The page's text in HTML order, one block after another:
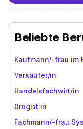
Beliebte
Kaufmann/-frau im
Verkäufer/in
Handelsfachwirt/in
Drogist:in
Fachmann/-frau